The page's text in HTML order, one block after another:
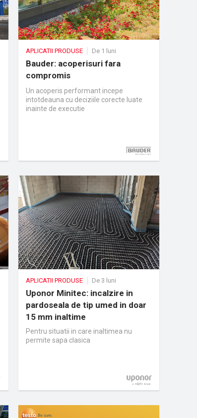
APLICATII PRODUSE De 1 luni
Bauder: acoperisuri fara
compromis
Un acoperis performant incepe
intotdeauna cu deciziile corecte luate
inainte de executie
APLICATII PRODUSE De 3 luni
Uponor Minitec: incalzire in
pardoseala de tip umed in doar
15 mm inaltime
Pentru situatii in care inaltimea nu
permite sapa clasica